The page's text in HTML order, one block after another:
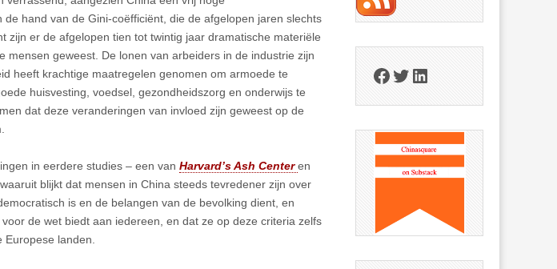
hand van de Gini-coëfficiënt, die de afgelopen jaren slechts
zijn er de afgelopen tien tot twintig jaar dramatische materiële
mensen geweest. De lonen van arbeiders in de industrie zijn
heeft krachtige maatregelen genomen om armoede te
huisvesting, voedsel, gezondheidszorg en onderwijs te
dat deze veranderingen van invloed zijn geweest op de
in eerdere studies – een van Harvard’s Ash Centeren
blijkt dat mensen in China steeds tevredener zijn over
is en de belangen van de bevolking dient, en
de wet biedt aan iedereen, en dat ze op deze criteria zelfs
Europese landen.
Facebook
Twitter
LinkedIn